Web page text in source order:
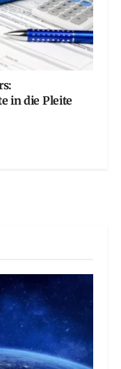
in die Pleite